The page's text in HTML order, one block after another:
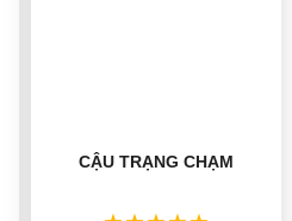
CẬU TRẠNG CHẠM